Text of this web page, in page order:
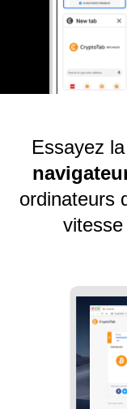
Essayez
ordinateurs